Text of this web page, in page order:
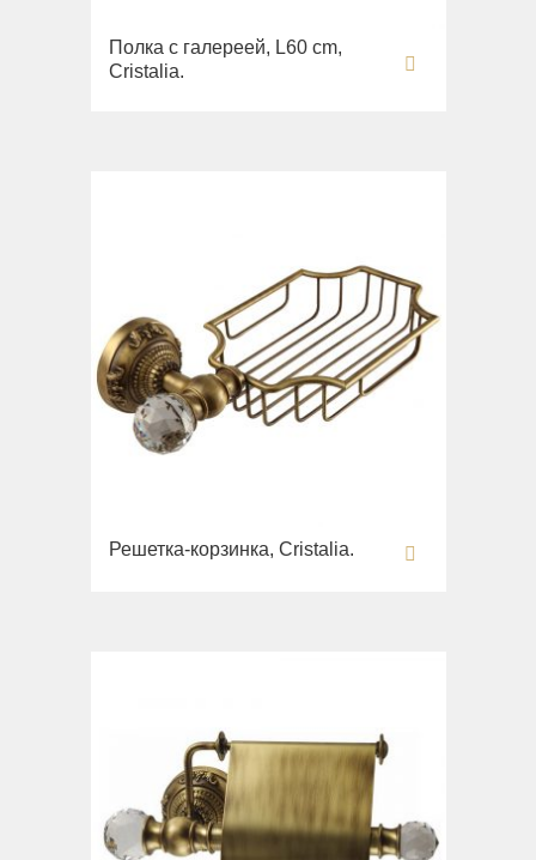
Полка с галереей, L60 cm,
Cristalia.
Решетка-корзинка, Cristalia.